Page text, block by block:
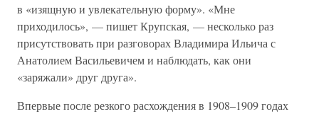
в «изящную и увлекательную форму». «Мне
приходилось», — пишет Крупская, — несколько раз
присутствовать при разговорах Владимира Ильича с
Анатолием Васильевичем и наблюдать, как они
«заряжали» друг друга».
Впервые после резкого расхождения в 1908–1909 годах